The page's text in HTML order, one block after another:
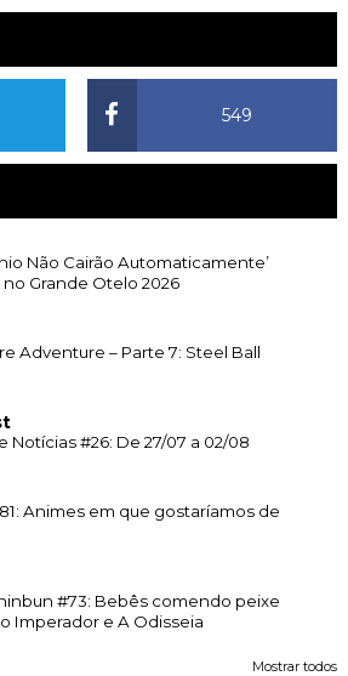
549
Não Cairão Automaticamente’
Grande Otelo 2026
Adventure – Parte 7: Steel Ball
Notícias #26: De 27/07 a 02/08
Animes em que gostaríamos de
#73: Bebês comendo peixe
Imperador e A Odisseia
Mostrar todos